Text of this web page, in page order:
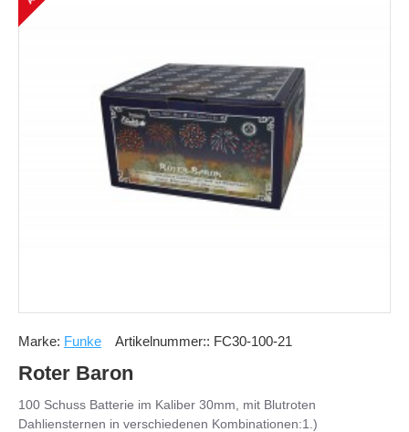
Marke: Funke Artikelnummer:: FC30-100-21
Roter Baron
100 Schuss Batterie im Kaliber 30mm, mit Blutroten
Dahliensternen in verschiedenen Kombinationen:1.)